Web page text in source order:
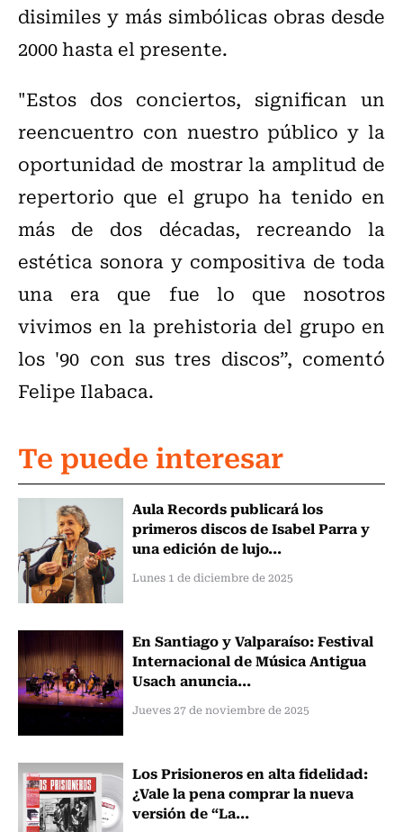
disimiles y más simbólicas obras desde
2000 hasta el presente.
"Estos dos conciertos, significan un
reencuentro con nuestro público y la
oportunidad de mostrar la amplitud de
repertorio que el grupo ha tenido en
más de dos décadas, recreando la
estética sonora y compositiva de toda
una era que fue lo que nosotros
vivimos en la prehistoria del grupo en
los '90 con sus tres discos”, comentó
Felipe Ilabaca.
Te puede interesar
Aula Records publicará los
primeros discos de Isabel Parra y
una edición de lujo...
Lunes 1 de diciembre de 2025
En Santiago y Valparaíso: Festival
Internacional de Música Antigua
Usach anuncia...
Jueves 27 de noviembre de 2025
Los Prisioneros en alta fidelidad:
¿Vale la pena comprar la nueva
versión de “La...